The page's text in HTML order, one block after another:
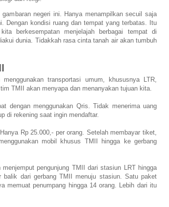
negeri ini. Hanya menampilkan secuil saja
Dengan kondisi ruang dan tempat yang terbatas. Itu
berkesempatan menjelajah berbagai tempat di
dunia. Tidakkah rasa cinta tanah air akan tumbuh
transportasi umum, khususnya LTR,
TMII akan menyapa dan menanyakan tujuan kita.
dengan menggunakan Qris. Tidak menerima uang
di rekening saat ingin mendaftar.
Rp 25.000,- per orang. Setelah membayar tiket,
mobil khusus TMII hingga ke gerbang
pengunjung TMII dari stasiun LRT hingga
balik dari gerbang TMII menuju stasiun. Satu paket
memuat penumpang hingga 14 orang. Lebih dari itu